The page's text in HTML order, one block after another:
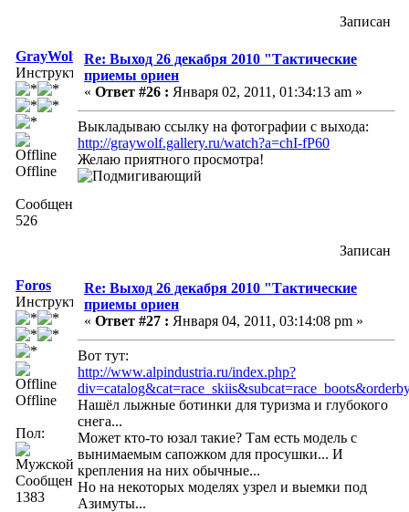
Записан
GrayWolf
Инструктор
Offline
Сообщений:
526
Re: Выход 26 декабря 2010 "Тактические
приемы ориен
« Ответ #26 : Января 02, 2011, 01:34:13 am »
Выкладываю ссылку на фотографии с выхода:
http://graywolf.gallery.ru/watch?a=chI-fP60
Желаю приятного просмотра!
Записан
Foros
Инструктор
Offline
Пол:
Сообщений:
1383
Re: Выход 26 декабря 2010 "Тактические
приемы ориен
« Ответ #27 : Января 04, 2011, 03:14:08 pm »
Вот тут:
http://www.alpindustria.ru/index.php?
Нашёл лыжные ботинки для туризма и глубокого
снега...
Может кто-то юзал такие? Там есть модель с
вынимаемым сапожком для просушки... И
крепления на них обычные...
Но на некоторых моделях узрел и выемки под
Азимуты...